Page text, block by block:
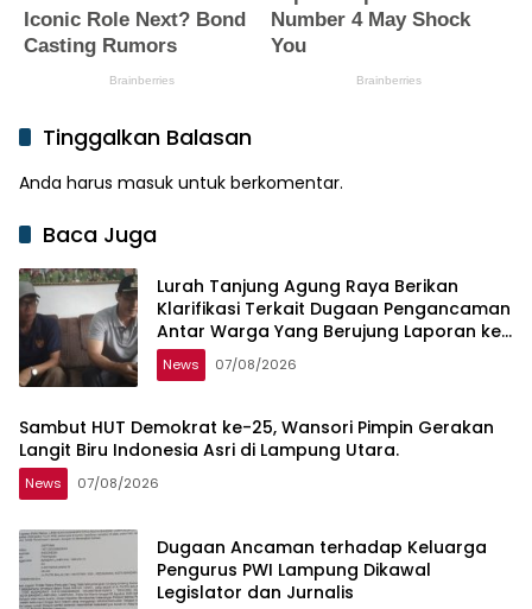
Tinggalkan Balasan
Anda harus masuk untuk berkomentar.
Baca Juga
Lurah Tanjung Agung Raya Berikan
Klarifikasi Terkait Dugaan Pengancaman
Antar Warga Yang Berujung Laporan ke
Polisi
News 07/08/2026
Sambut HUT Demokrat ke-25, Wansori Pimpin Gerakan
Langit Biru Indonesia Asri di Lampung Utara.
News 07/08/2026
Dugaan Ancaman terhadap Keluarga
Pengurus PWI Lampung Dikawal
Legislator dan Jurnalis